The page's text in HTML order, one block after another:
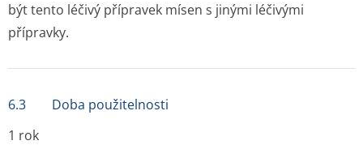
být tento léčivý přípravek mísen s jinými léčivými
přípravky.
6.3 Doba použitelnosti
1 rok